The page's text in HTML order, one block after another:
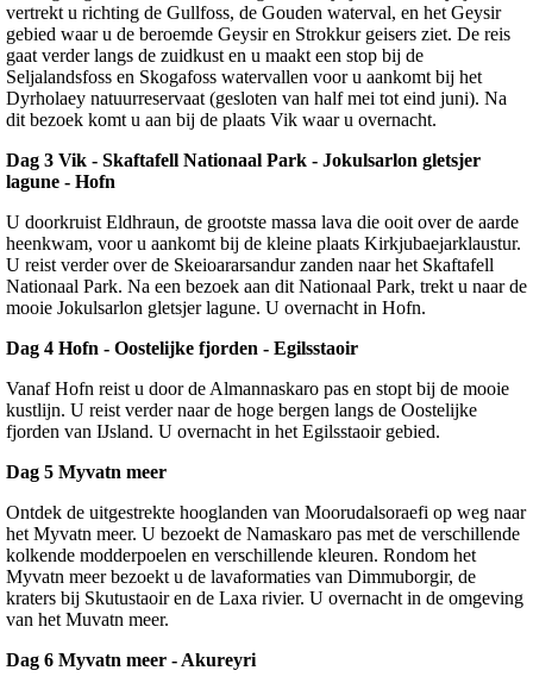
vertrekt u richting de Gullfoss, de Gouden waterval, en het Geysir
gebied waar u de beroemde Geysir en Strokkur geisers ziet. De reis
gaat verder langs de zuidkust en u maakt een stop bij de
Seljalandsfoss en Skogafoss watervallen voor u aankomt bij het
Dyrholaey natuurreservaat (gesloten van half mei tot eind juni). Na
dit bezoek komt u aan bij de plaats Vik waar u overnacht.
Dag 3 Vik - Skaftafell Nationaal Park - Jokulsarlon gletsjer
lagune - Hofn
U doorkruist Eldhraun, de grootste massa lava die ooit over de aarde
heenkwam, voor u aankomt bij de kleine plaats Kirkjubaejarklaustur.
U reist verder over de Skeioararsandur zanden naar het Skaftafell
Nationaal Park. Na een bezoek aan dit Nationaal Park, trekt u naar de
mooie Jokulsarlon gletsjer lagune. U overnacht in Hofn.
Dag 4 Hofn - Oostelijke fjorden - Egilsstaoir
Vanaf Hofn reist u door de Almannaskaro pas en stopt bij de mooie
kustlijn. U reist verder naar de hoge bergen langs de Oostelijke
fjorden van IJsland. U overnacht in het Egilsstaoir gebied.
Dag 5 Myvatn meer
Ontdek de uitgestrekte hooglanden van Moorudalsoraefi op weg naar
het Myvatn meer. U bezoekt de Namaskaro pas met de verschillende
kolkende modderpoelen en verschillende kleuren. Rondom het
Myvatn meer bezoekt u de lavaformaties van Dimmuborgir, de
kraters bij Skutustaoir en de Laxa rivier. U overnacht in de omgeving
van het Muvatn meer.
Dag 6 Myvatn meer - Akureyri